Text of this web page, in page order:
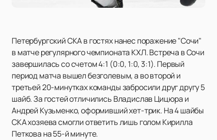
Петербургский СКА в гостях нанес поражение "Сочи"
в матче регулярного чемпионата КХЛ. Встреча в Сочи
завершилась со счетом 4:1 (0:0, 1:0, 3:1). Первый
период матча вышел безголевым, а во второй и
третьей 20-минутках команды забросили друг другу 5
шайб. За гостей отличились Владислав Цицюра и
Андрей Кузьменко, оформивший хет-трик. На 4 шайбы
СКА хозяева смогли ответить лишь голом Кирилла
Петкова на 55-й минуте.